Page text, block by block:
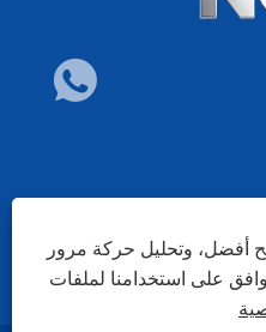
أفضل، وتحليل حركة مرور
على استخدامنا لملفات